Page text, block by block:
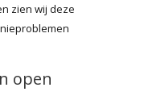
zien wij deze
open